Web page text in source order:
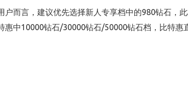
户而言，建议优先选择新人专享档中的980钻石，
惠中10000钻石/30000钻石/50000钻石档，比特